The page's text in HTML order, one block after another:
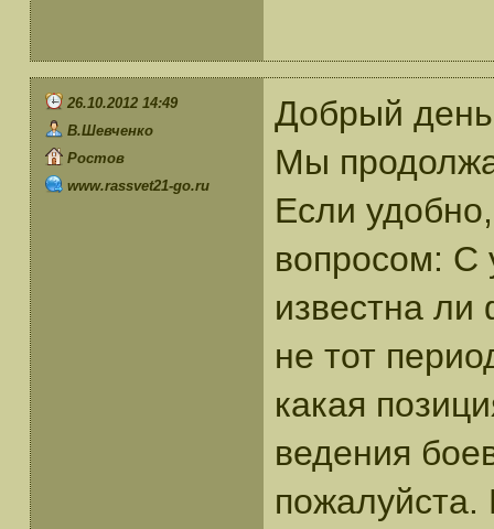
26.10.2012 14:49
В.Шевченко
Ростов
www.rassvet21-go.ru
Добрый
Мы
Если
вопросом: С
известна
не тот
какая
ведения